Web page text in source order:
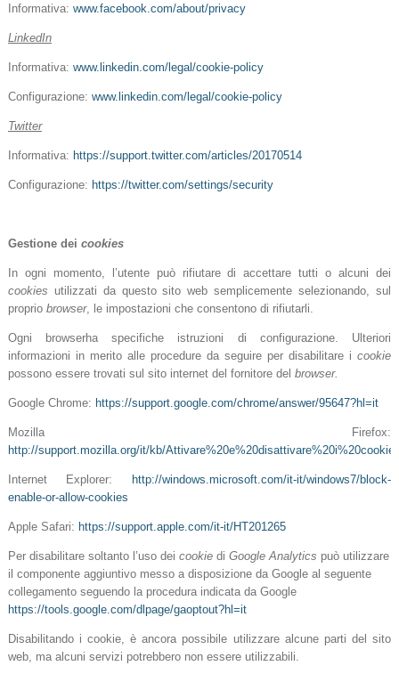
Informativa: www.facebook.com/about/privacy
LinkedIn
Informativa: www.linkedin.com/legal/cookie-policy
Configurazione: www.linkedin.com/legal/cookie-policy
Twitter
Informativa: https://support.twitter.com/articles/20170514
Configurazione: https://twitter.com/settings/security
Gestione dei cookies
In ogni momento, l’utente può rifiutare di accettare tutti o alcuni dei
cookies utilizzati da questo sito web semplicemente selezionando, sul
proprio browser, le impostazioni che consentono di rifiutarli.
Ogni browserha specifiche istruzioni di configurazione. Ulteriori
informazioni in merito alle procedure da seguire per disabilitare icookie
possono essere trovati sul sito internet del fornitore del browser.
Google Chrome: https://support.google.com/chrome/answer/95647?hl=it
Mozilla Firefox:
http://support.mozilla.org/it/kb/Attivare%20e%20disattivare%20i%20cookie
Internet Explorer: http://windows.microsoft.com/it-it/windows7/block-
enable-or-allow-cookies
Apple Safari: https://support.apple.com/it-it/HT201265
Per disabilitare soltanto l’uso dei cookie di Google Analytics può utilizzare
il componente aggiuntivo messo a disposizione da Google al seguente
collegamento seguendo la procedura indicata da Google
https://tools.google.com/dlpage/gaoptout?hl=it
Disabilitando i cookie, è ancora possibile utilizzare alcune parti del sito
web, ma alcuni servizi potrebbero non essere utilizzabili.